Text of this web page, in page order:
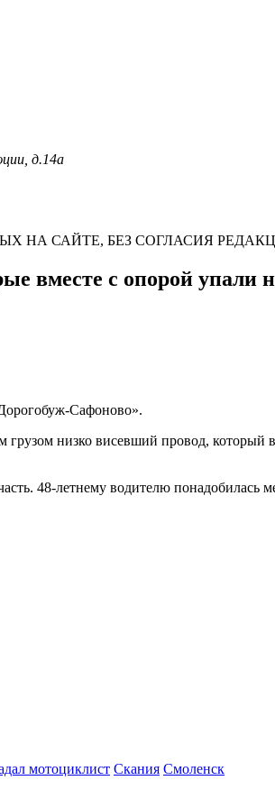
д.14а
НА САЙТЕ, БЕЗ СОГЛАСИЯ
вместе с опорой упали
Сафоново».
низко висевший провод, который
48-летнему водителю понадобилась
мотоциклист Скания Смоленск